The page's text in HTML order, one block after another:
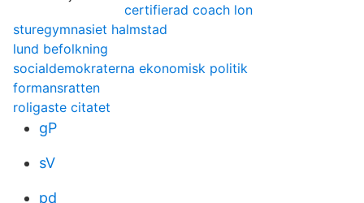
certifierad coach lon
sturegymnasiet halmstad
lund befolkning
socialdemokraterna ekonomisk politik
formansratten
roligaste citatet
gP
sV
pd